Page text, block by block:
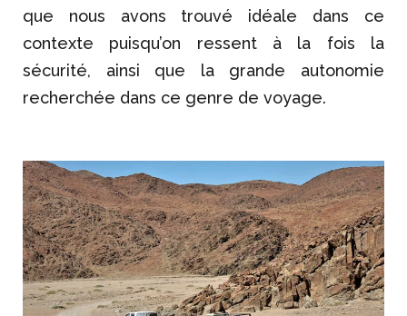
que nous avons trouvé idéale dans ce
contexte puisqu’on ressent à la fois la
sécurité, ainsi que la grande autonomie
recherchée dans ce genre de voyage.